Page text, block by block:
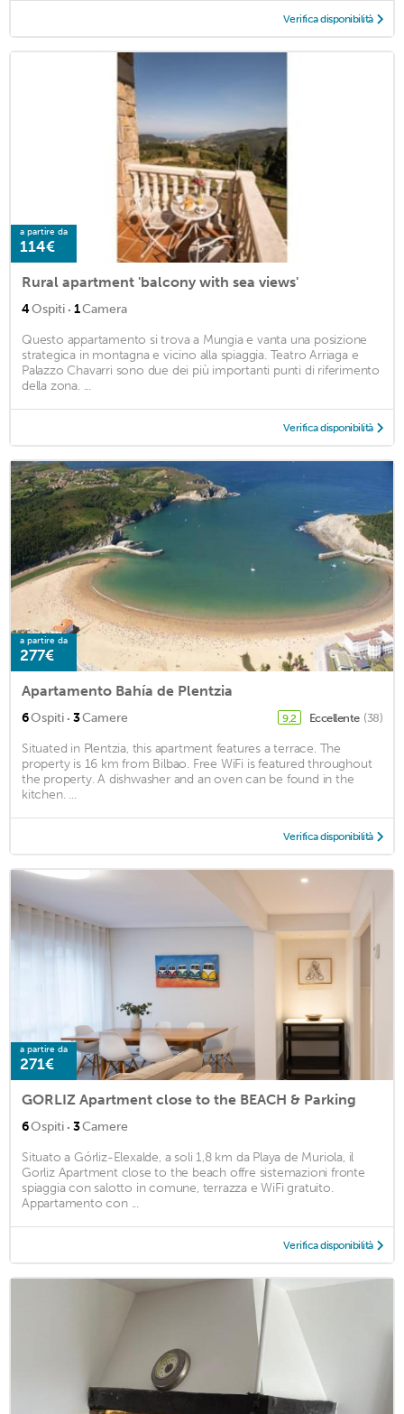
Verifica disponibilità
a partire da
114€
Rural apartment 'balcony with sea views'
4Ospiti · 1Camera
Questo appartamento si trova a Mungia e vanta una posizione
strategica in montagna e vicino alla spiaggia. Teatro Arriaga e
Palazzo Chavarri sono due dei più importanti punti di riferimento
della zona. ...
Verifica disponibilità
a partire da
277€
Apartamento Bahía de Plentzia
6Ospiti · 3Camere 9,2 Eccellente (38)
Situated in Plentzia, this apartment features a terrace. The
property is 16 km from Bilbao. Free WiFi is featured throughout
the property. A dishwasher and an oven can be found in the
kitchen. ...
Verifica disponibilità
a partire da
271€
GORLIZ Apartment close to the BEACH & Parking
6Ospiti · 3Camere
Situato a Górliz-Elexalde, a soli 1,8 km da Playa de Muriola, il
Gorliz Apartment close to the beach offre sistemazioni fronte
spiaggia con salotto in comune, terrazza e WiFi gratuito.
Appartamento con ...
Verifica disponibilità